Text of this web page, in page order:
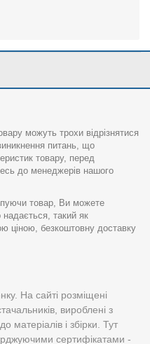
можуть трохи відрізнятися
питань, що
товару, перед
до менеджерів нашого
товар, Ви можете
такий як
ціною, безкоштовну доставку
На сайті розміщені
вироблені з
матеріалів і збірки. Тут
сертифікатами -